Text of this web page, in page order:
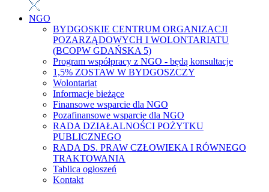
NGO
BYDGOSKIE CENTRUM ORGANIZACJI
POZARZĄDOWYCH I WOLONTARIATU
(BCOPW GDAŃSKA 5)
Program współpracy z NGO - będą konsultacje
1,5% ZOSTAW W BYDGOSZCZY
Wolontariat
Informacje bieżące
Finansowe wsparcie dla NGO
Pozafinansowe wsparcie dla NGO
RADA DZIAŁALNOŚCI POŻYTKU
PUBLICZNEGO
RADA DS. PRAW CZŁOWIEKA I RÓWNEGO
TRAKTOWANIA
Tablica ogłoszeń
Kontakt